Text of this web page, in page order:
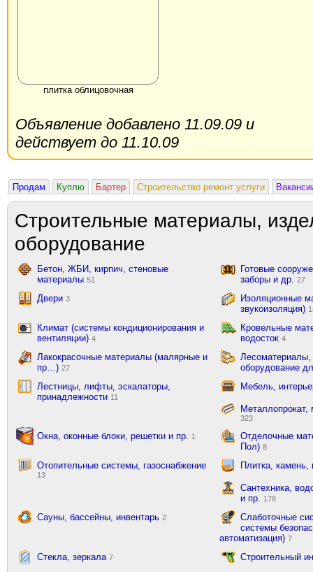
плитка облицовочная
Объявление добавлено 11.09.09 и
действует до 11.10.09
Продам Куплю Бартер Строительство ремонт услуги
Строительные материалы,
оборудование
Бетон, ЖБИ, кирпич, стеновые
материалы 51
Готовые
заборы и др.
27
Двери 3
Изоляционные
звукоизоляция)
Климат (системы кондиционирования и
вентиляции) 4
Кровельные
водосток 4
Лакокрасочные материалы (малярные и
пр…) 27
оборудование
Лестницы, лифты, эскалаторы,
принадлежности 11
Мебель,
323
Окна, оконные блоки, решетки и пр. 1
Отделочные
Пол) 8
Отопительные системы, газоснабжение
13
Плитка,
Сантехника,
и пр.
178
Сауны, бассейны, инвентарь 2
Слаботочные
системы
автоматизация) 7
Стекла, зеркала 7 Строительный